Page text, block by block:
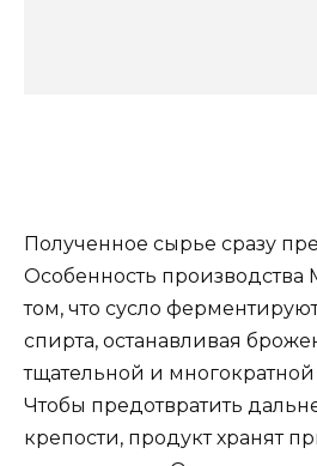
Полученное сырье сразу
Особенность производства
том, что сусло
спирта, останавливая
тщательной и
Чтобы предотвратить
крепости, продукт хранят